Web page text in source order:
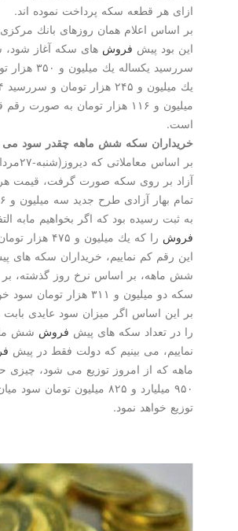
قطعه سكه پرداخت نموده اند.
اعلام همان روزهای بانك مركزی كه قرار بر
فروشهای سكه آغاز شود، سكه های با
سررسید یكساله یك میلیون و ۳۵۰ هزار تومان، ۱۸ ماهه
یك میلیون و ۲۴۵ هزار تومان و سررسید ۲۴ ماهه هم یك
میلیون و ۱۱۶ هزار تومان به صورت رقم قطعی بوده
سكه شش ماهه چقدر سود می كنند؟
كه دیروز(شنبه-۲۷مردادماه) در
بازار
بر روی سكه صورت گرفت، قیمت هر قطعه سكه
تمام بهار آزادی طرح جدید سه میلیون و ۷۸۶ هزار تومان
رسیده بود كه اگر بخواهیم مابه التفاوت نرخ پیش
را كه یك میلیون و ۴۷۵ هزار تومان بوده است، از
كم نماییم، خریداران سكه های پیشفروش
بر اساس نرخ روز گذشته، بر روی هر قطعه
۳۱۱ هزار تومان سود خواهند كرد.
اساس اگر میزان سود عایدی بابت هر قطعه سكه
تعداد سكه های پیشفروششش ماهه ضرب
می بینیم كه دولت فقط در پیشفروش شش
ماهه كه از امروز توزیع می شود، چیزی حدود ۵ هزار و
۹۵۰ میلیارد و ۸۲۵ میلیون تومان سود میان خریداران
خواهد نمود.